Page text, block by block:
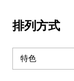
排列方式